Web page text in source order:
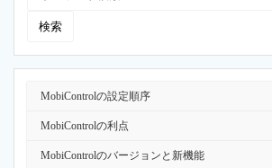
MobiControlの設定順序
MobiControlの利点
MobiControlのバージョンと新機能